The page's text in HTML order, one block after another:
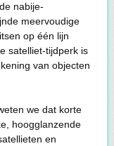
nabije-
meervoudige
op één lijn
satelliet-tijdperk is
van objecten
we dat korte
hoogglanzende
en